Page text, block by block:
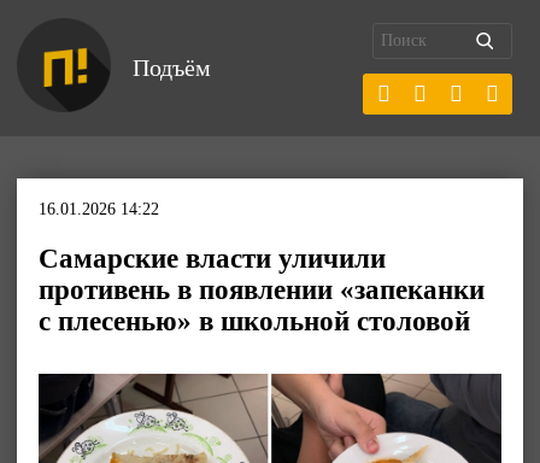
Подъём
16.01.2026 14:22
Самарские власти уличили
противень в появлении «запеканки
с плесенью» в школьной столовой